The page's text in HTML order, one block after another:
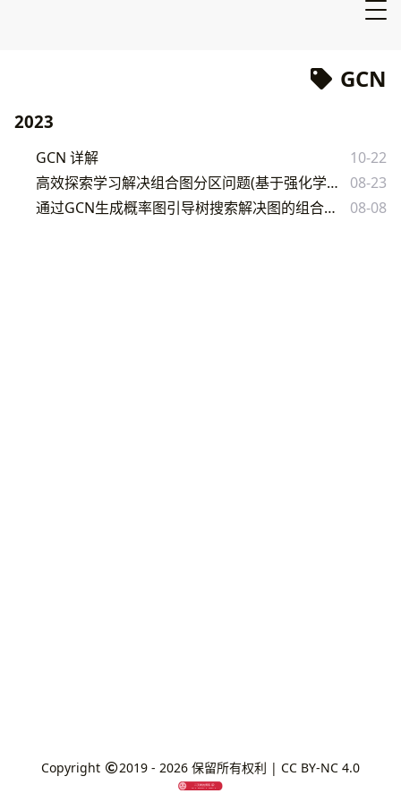
GCN
2023
GCN 详解
10-22
高效探索学习解决组合图分区问题(基于强化学习的优化算法)
08-23
通过GCN生成概率图引导树搜索解决图的组合优化问题
08-08
Copyright 2019 - 2026 保留所有权利 |CC BY-NC 4.0